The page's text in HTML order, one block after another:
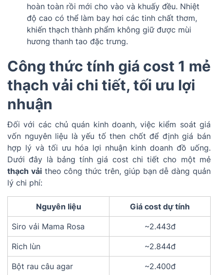
hoàn toàn rồi mới cho vào và khuấy đều. Nhiệt
độ cao có thể làm bay hơi các tinh chất thơm,
khiến thạch thành phẩm không giữ được mùi
hương thanh tao đặc trưng.
Công thức tính giá cost 1 mẻ
thạch vải chi tiết, tối ưu lợi
nhuận
Đối với các chủ quán kinh doanh, việc kiểm soát giá
vốn nguyên liệu là yếu tố then chốt để định giá bán
hợp lý và tối ưu hóa lợi nhuận kinh doanh đồ uống.
Dưới đây là bảng tính giá cost chi tiết cho một mẻ
thạch vảitheo công thức trên, giúp bạn dễ dàng quản
lý chi phí:
Nguyên liệu Giá cost dự tính
Siro vải Mama Rosa ~2.443đ
Rich lùn ~2.844đ
Bột rau câu agar ~2.400đ